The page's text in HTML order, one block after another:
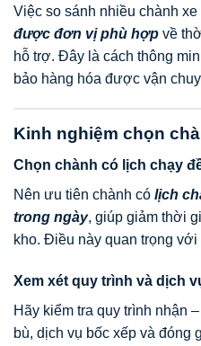
Việc so sánh nhiều chành
được đơn vị phù hợp về
hỗ trợ. Đây là cách thông
bảo hàng hóa được vận
Kinh nghiệm chọn
Chọn chành có lịch chạy
Nên ưu tiên chành có lịch
trong ngày, giúp giảm thời
kho. Điều này quan trọng
Xem xét quy trình và dịch
Hãy kiểm tra quy trình nhận
bù, dịch vụ bốc xếp và đóng